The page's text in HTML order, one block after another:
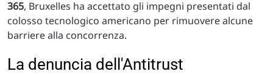
365, Bruxelles ha accettato gli impegni presentati dal
colosso tecnologico americano per rimuovere alcune
barriere alla concorrenza.
La denuncia dell'Antitrust